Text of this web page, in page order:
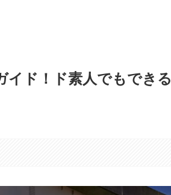
イド！ド素人でもできる